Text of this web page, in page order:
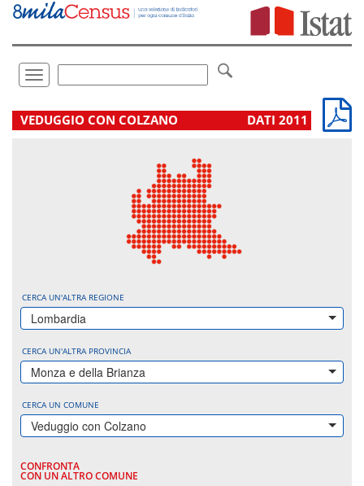
Vai
direttamente
Toggle
navigation
.
VEDUGGIO CON COLZANO DATI 2011
CERCA UN'ALTRA REGIONE
Lombardia
CERCA UN'ALTRA PROVINCIA
Monza e della Brianza
CERCA UN COMUNE
Veduggio con Colzano
CONFRONTA
CON UN ALTRO COMUNE